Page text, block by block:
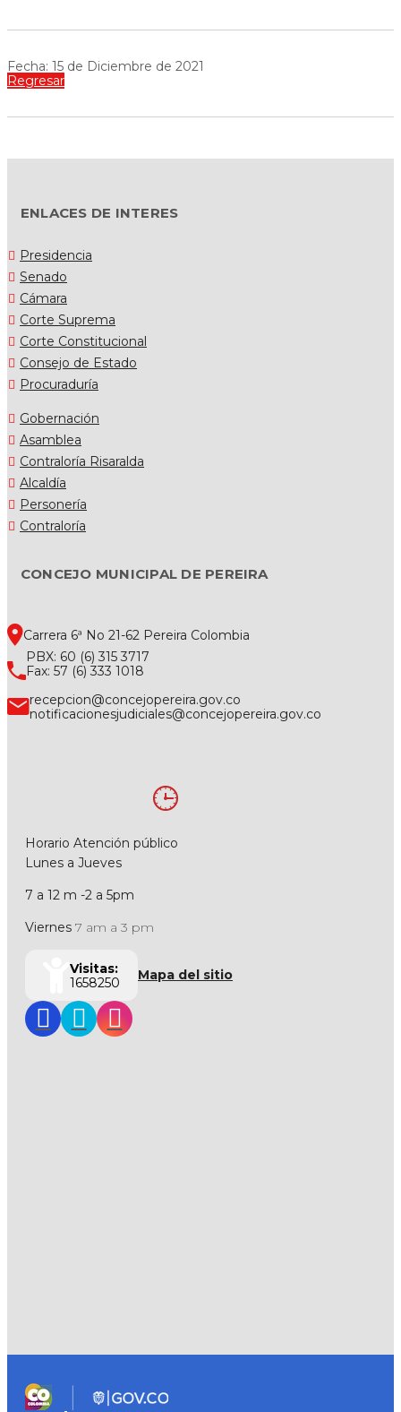
Fecha: 15 de Diciembre de 2021
Regresar
ENLACES DE INTERES
Presidencia
Senado
Cámara
Corte Suprema
Corte Constitucional
Consejo de Estado
Procuraduría
Gobernación
Asamblea
Contraloría Risaralda
Alcaldía
Personería
Contraloría
CONCEJO MUNICIPAL DE PEREIRA
Carrera 6ª No 21-62 Pereira Colombia
PBX: 60 (6) 315 3717
Fax: 57 (6) 333 1018
recepcion@concejopereira.gov.co
notificacionesjudiciales@concejopereira.gov.co
Horario Atención público
Lunes a Jueves
7 a 12 m -2 a 5pm
Viernes 7 am a 3 pm
Visitas:
1658250
Mapa del sitio